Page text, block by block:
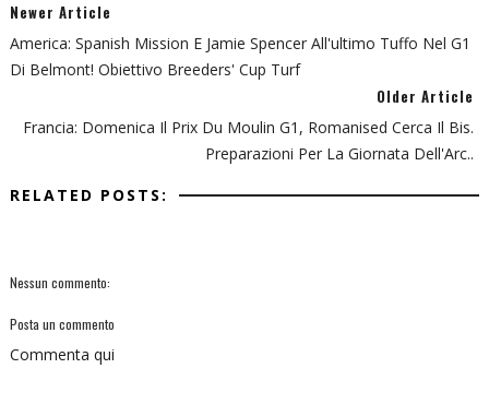
Newer Article
America: Spanish Mission E Jamie Spencer All'ultimo Tuffo Nel G1
Di Belmont! Obiettivo Breeders' Cup Turf
Older Article
Francia: Domenica Il Prix Du Moulin G1, Romanised Cerca Il Bis.
Preparazioni Per La Giornata Dell'Arc..
RELATED POSTS:
Nessun commento:
Posta un commento
Commenta qui